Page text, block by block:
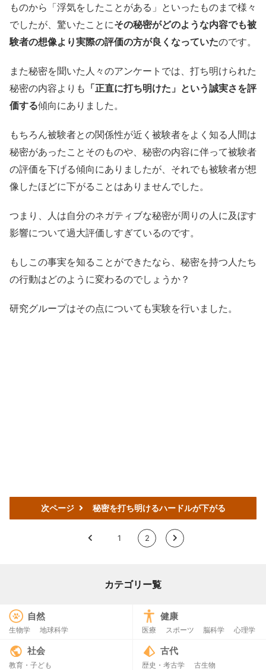
ものから「浮気をしたことがある」といったものまで様々
でしたが、驚いたことにその秘密がどのような内容でも被
験者の想像より実際の評価の方が良くなっていたのです。
また秘密を聞いた人々のアンケートでは、打ち明けられた
秘密の内容よりも 「正直に打ち明けた」という誠実さを評
価する傾向にありました。
もちろん被験者との関係性が近く被験者をよく知る人間は
秘密があったことそのものや、秘密の内容に伴って被験者
の評価を下げる傾向にありましたが、それでも被験者が想
像したほどに下がることはありませんでした。
つまり、人は自分のネガティブな秘密が周りの人に及ぼす
影響について過大評価しすぎているのです。
もしこの事実を知ることができたなら、秘密を持つ人たち
の行動はどのように変わるのでしょうか？
研究グループはその点についても実験を行いました。
次ページ 秘密を打ち明けるハードルが下がる
< 1 2 >
カテゴリー覧
自然
生物学 地球科学
健康
医療 スポーツ 脳科学 心理学
社会
教育・子ども
古代
歴史・考古学 古生物